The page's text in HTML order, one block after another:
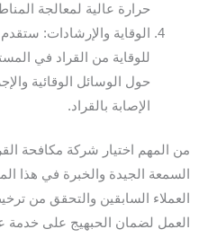
حرارة عالية لمعالجة
الوقاية والإرشادات:
للوقاية من القراد في
حول الوسائل الوقائية
الإصابة بالقراد.
من المهم اختيار شركة مكافحة
السمعة الجيدة والخبرة في هذا
العملاء السابقين والتحقق من
العمل لضمان الحبهيج على خدمة